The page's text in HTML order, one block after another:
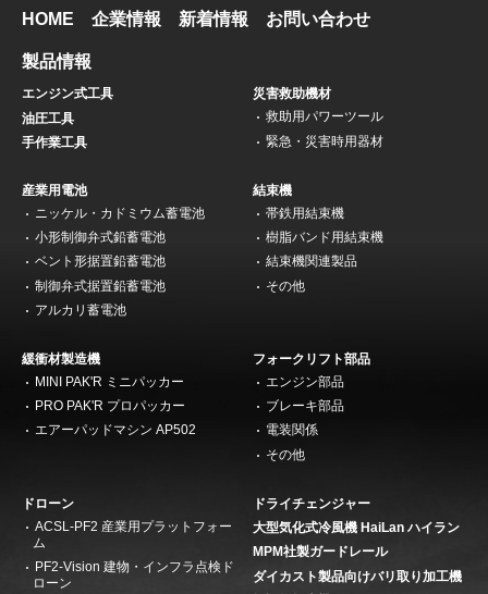
HOME 企業情報 新着情報 お問い合わせ
製品情報
エンジン式工具
油圧工具
手作業工具
災害救助機材
救助用パワーツール
緊急・災害時用器材
産業用電池
ニッケル・カドミウム蓄電池
小形制御弁式鉛蓄電池
ベント形据置鉛蓄電池
制御弁式据置鉛蓄電池
アルカリ蓄電池
結束機
帯鉄用結束機
樹脂バンド用結束機
結束機関連製品
その他
緩衝材製造機
MINI PAK'R ミニパッカー
PRO PAK'R プロパッカー
エアーパッドマシン AP502
フォークリフト部品
エンジン部品
ブレーキ部品
電装関係
その他
ドローン
ACSL-PF2 産業用プラットフォー
ム
PF2-Vision 建物・インフラ点検ド
ローン
ドライチェンジャー
大型気化式冷風機 HaiLan ハイラン
MPM社製ガードレール
ダイカスト製品向けバリ取り加工機